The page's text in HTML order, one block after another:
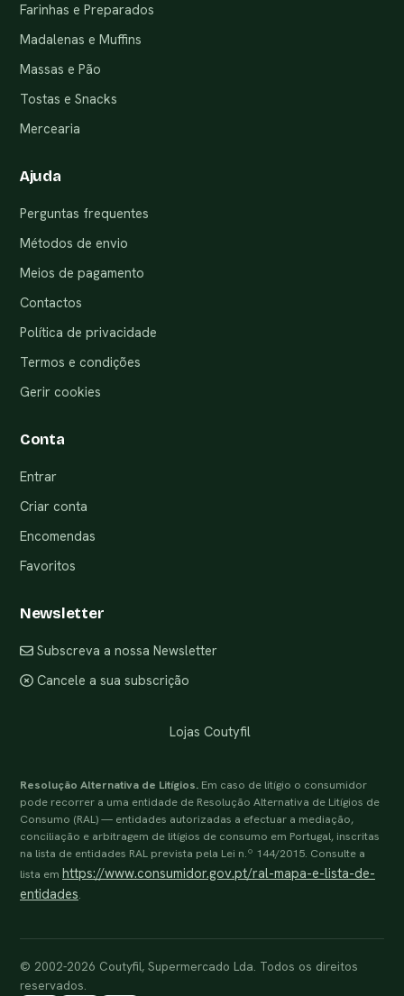
Farinhas e Preparados
Madalenas e Muffins
Massas e Pão
Tostas e Snacks
Mercearia
Ajuda
Perguntas frequentes
Métodos de envio
Meios de pagamento
Contactos
Política de privacidade
Termos e condições
Gerir cookies
Conta
Entrar
Criar conta
Encomendas
Favoritos
Newsletter
Subscreva a nossa Newsletter
Cancele a sua subscrição
Lojas Coutyfil
Resolução Alternativa de Litígios. Em caso de litígio o consumidor
pode recorrer a uma entidade de Resolução Alternativa de Litígios de
Consumo (RAL) — entidades autorizadas a efectuar a mediação,
conciliação e arbitragem de litígios de consumo em Portugal, inscritas
na lista de entidades RAL prevista pela Lei n.º 144/2015. Consulte a
lista em https://www.consumidor.gov.pt/ral-mapa-e-lista-de-
entidades.
© 2002-2026 Coutyfil, Supermercado Lda. Todos os direitos
reservados.